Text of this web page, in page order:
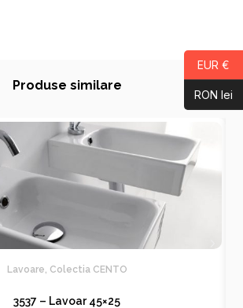
Produse similare
Lavoare Colectia CENTO
3537 – Lavoar 45×25
EUR €
RON lei